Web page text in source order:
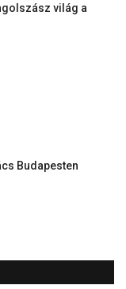
világ a
Budapesten